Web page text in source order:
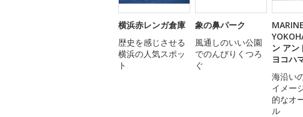
横浜赤レンガ倉庫
歴史を感じさせる
横浜の人気スポッ
ト
象の鼻パーク
風通しのいい公園
でのんびりくつろ
ぐ
ン アン
ヨコハ
海沿い
イメー
的なオ
ル